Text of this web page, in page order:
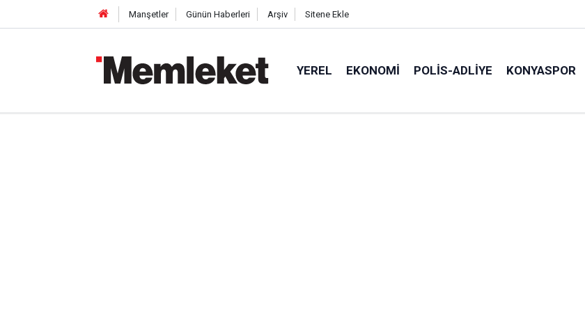
Manşetler Günün Haberleri Arşiv Sitene Ekle
YEREL EKONOMI POLİS-ADLİYE KONYASPOR